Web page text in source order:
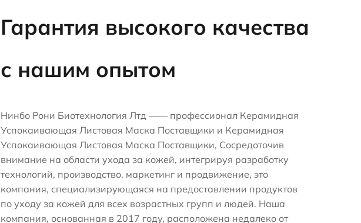
Гарантия высокого качества
с нашим опытом
Нинбо Рони Биотехнология Лтд —— профессионал Керамидная
Успокаивающая Листовая Маска Поставщики и Керамидная
Успокаивающая Листовая Маска Поставщики, Сосредоточив
внимание на области ухода за кожей, интегрируя разработку
технологий, производство, маркетинг и продвижение, это
компания, специализирующаяся на предоставлении продуктов
по уходу за кожей для всех возрастных групп и людей. Наша
компания, основанная в 2017 году, расположена недалеко от